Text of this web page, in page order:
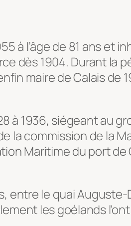
à l’âge de 81 ans et
dès 1904. Durant la
maire de Calais
à 1936, siégeant au
la commission de la
Maritime du port de
entre le quai
les goélands